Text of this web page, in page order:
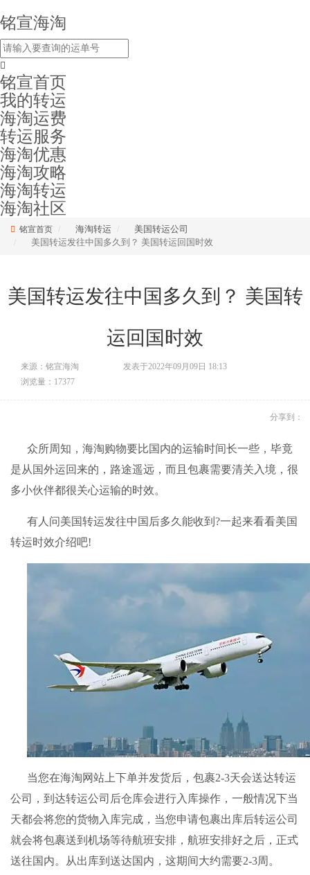
铭宣海淘
铭宣首页
我的转运
海淘运费
转运服务
海淘优惠
海淘攻略
海淘转运
海淘社区
铭宣首页 海淘转运
美国转运公司
美国转运发往中国多久到？ 美国转运回国时效
美国转运发往中国多久到？ 美国转
运回国时效
来源：铭宣海淘
发表于2022年09月09日 18:13
浏览量：17377
分享到：
众所周知，海淘购物要比国内的运输时间长一些，毕竟
是从国外运回来的，路途遥远，而且包裹需要清关入境，很
多小伙伴都很关心运输的时效。
有人问美国转运发往中国后多久能收到?一起来看看美国
转运时效介绍吧!
当您在海淘网站 上下单并发货后，包裹2-3天会送达转运
公司
，到达转运公司 后仓库会进行入库操作，一般情况下当
天都会将您的货物入库完成，当您申请包裹出库后转运公司
就会将包裹送到机场等待航班安排，航班安排好之后，正式
送往国内。从出库到送达国内，这期间大约需要2-3周。